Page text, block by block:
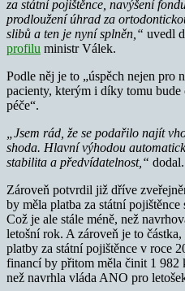
za státní pojištěnce, navýšení
prodloužení úhrad za
slibů a ten je nyní splněn,“ uvedl
profilu ministr Válek.
Podle něj je to „úspěch nejen pro
pacienty, kterým i díky tomu
péče“.
„Jsem rád, že se podařilo najít
shoda. Hlavní výhodou
stabilita a předvídatelnost,“ dodal.
Zároveň potvrdil již dříve
by měla platba za státní
Což je ale stále méně, než
letošní rok. A zároveň je to
platby za státní pojištěnce v roce
financí by přitom měla činit 1 982
než navrhla vláda ANO pro